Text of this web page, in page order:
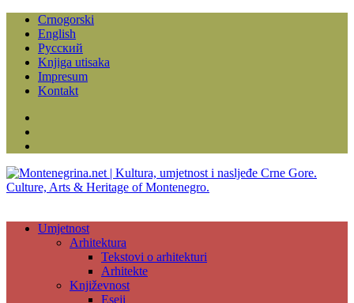
Crnogorski
English
Русский
Knjiga utisaka
Impresum
Kontakt
Umjetnost
Arhitektura
Tekstovi o arhitekturi
Arhitekte
Književnost
Eseji